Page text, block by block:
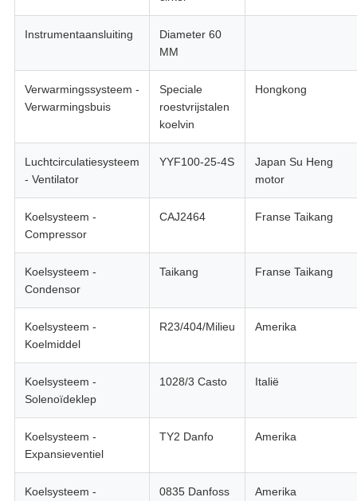
Instrumentaansluiting
Diameter 60
MM
Verwarmingssysteem -
Verwarmingsbuis
Speciale
roestvrijstalen
koelvin
Hongkong
Luchtcirculatiesysteem
- Ventilator
YYF100-25-4S
Japan Su Heng
motor
Koelsysteem -
Compressor
CAJ2464 Franse Taikang
Koelsysteem -
Condensor
Taikang Franse Taikang
Koelsysteem -
Koelmiddel
R23/404/Milieu Amerika
Koelsysteem -
Solenoïdeklep
1028/3 Casto Italië
Koelsysteem -
Expansieventiel
TY2 Danfo Amerika
Koelsysteem -
0835 Danfoss Amerika